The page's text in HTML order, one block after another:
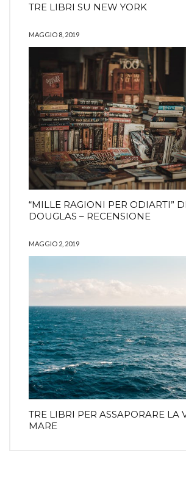
TRE LIBRI SU NEW YORK
MAGGIO 8, 2019
“MILLE RAGIONI PER ODIARTI”
DOUGLAS – RECENSIONE
MAGGIO 2, 2019
TRE LIBRI PER ASSAPORARE LA
MARE